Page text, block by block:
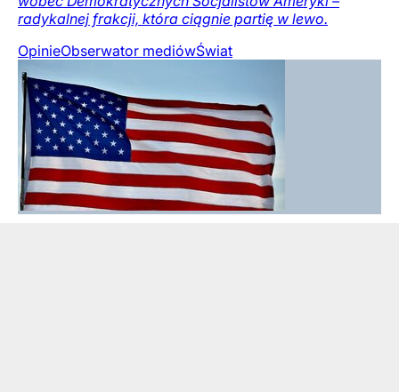
radykalnej frakcji, która ciągnie partię w lewo.
OpinieObserwator mediówŚwiat